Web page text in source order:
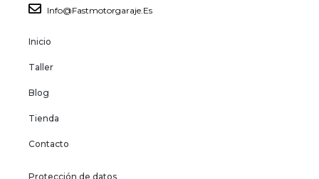
Info@fastmotorgaraje.es
Inicio
Taller
Blog
Tienda
Contacto
Protección de datos